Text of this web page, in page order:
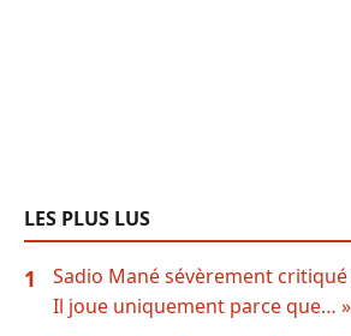
LES PLUS LUS
1
Sadio Mané sévèrement critiqué
Il joue uniquement parce que… »